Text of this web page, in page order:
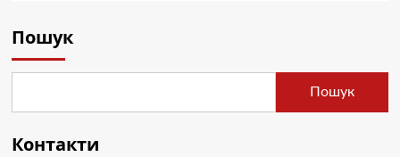
Пошук
Пошук
Контакти